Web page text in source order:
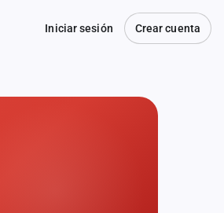
Iniciar sesión Crear cuenta